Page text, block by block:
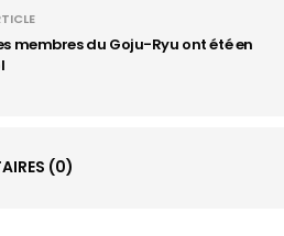
membres du Goju-Ryu ont été en
(0)